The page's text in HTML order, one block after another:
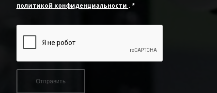
политикой конфиденциальности . *